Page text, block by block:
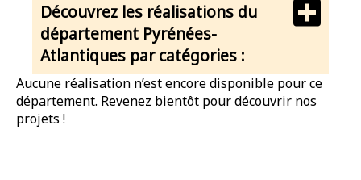
Découvrez les réalisations du
département Pyrénées-
Atlantiques par catégories :
Aucune réalisation n’est encore disponible pour ce
département. Revenez bientôt pour découvrir nos
projets !